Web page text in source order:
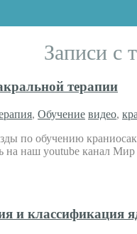
Записи с
терапии
, Обучение видео,
по обучению
наш youtube канал Мир
и классификация